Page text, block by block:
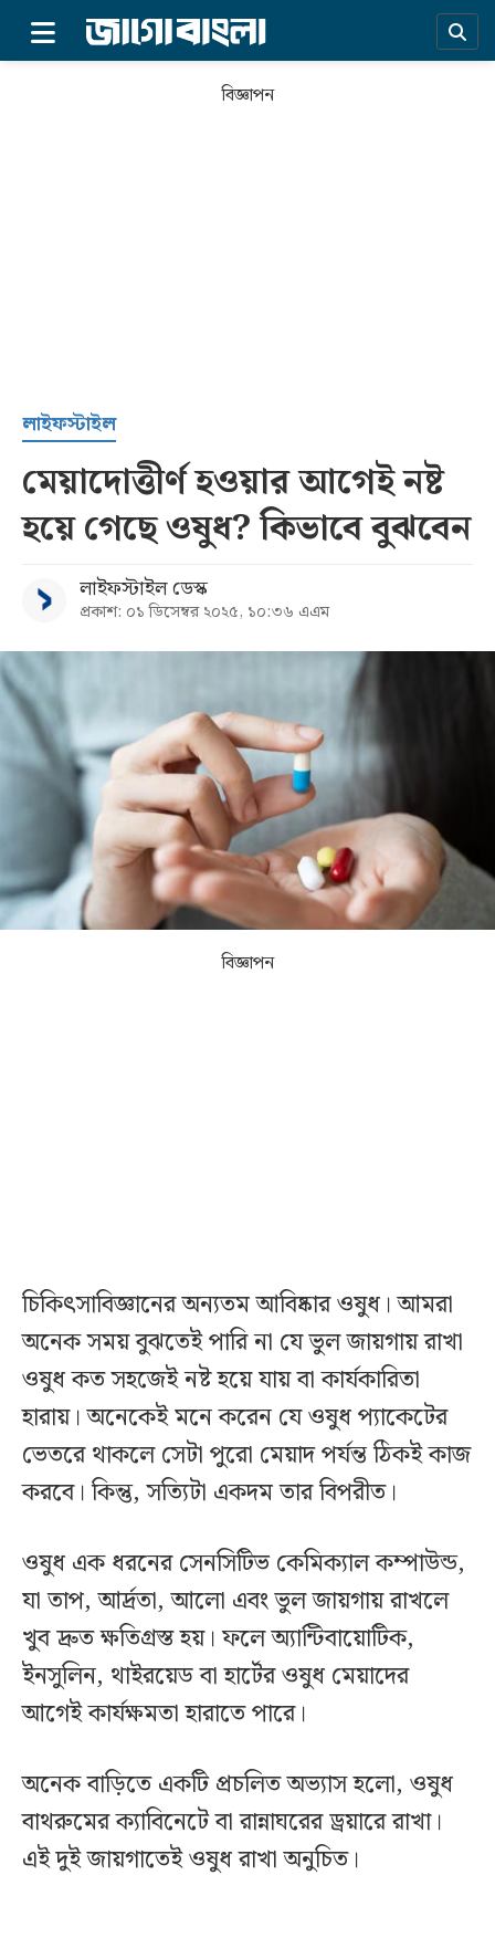
সর্বশেষ
বিভাগ
আর্কাইভ
কনভার্টার
বিজ্ঞাপন
লাইফস্টাইল
মেয়াদোত্তীর্ণ হওয়ার আগেই নষ্ট
হয়ে গেছে ওষুধ? কিভাবে বুঝবেন
লাইফস্টাইল ডেস্ক
প্রকাশ: ০১ ডিসেম্বর ২০২৫, ১০:৩৬ এএম
বিজ্ঞাপন
চিকিৎসাবিজ্ঞানের অন্যতম আবিষ্কার ওষুধ। আমরা
অনেক সময় বুঝতেই পারি না যে ভুল জায়গায় রাখা
ওষুধ কত সহজেই নষ্ট হয়ে যায় বা কার্যকারিতা
হারায়। অনেকেই মনে করেন যে ওষুধ প্যাকেটের
ভেতরে থাকলে সেটা পুরো মেয়াদ পর্যন্ত ঠিকই কাজ
করবে। কিন্তু, সত্যিটা একদম তার বিপরীত।
ওষুধ এক ধরনের সেনসিটিভ কেমিক্যাল কম্পাউন্ড,
যা তাপ, আর্দ্রতা, আলো এবং ভুল জায়গায় রাখলে
খুব দ্রুত ক্ষতিগ্রস্ত হয়। ফলে অ্যান্টিবায়োটিক,
ইনসুলিন, থাইরয়েড বা হার্টের ওষুধ মেয়াদের
আগেই কার্যক্ষমতা হারাতে পারে।
অনেক বাড়িতে একটি প্রচলিত অভ্যাস হলো, ওষুধ
বাথরুমের ক্যাবিনেটে বা রান্নাঘরের ড্রয়ারে রাখা।
এই দুই জায়গাতেই ওষুধ রাখা অনুচিত।